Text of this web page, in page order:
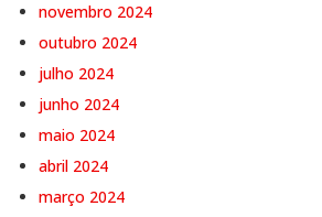
novembro 2024
outubro 2024
julho 2024
junho 2024
maio 2024
abril 2024
março 2024